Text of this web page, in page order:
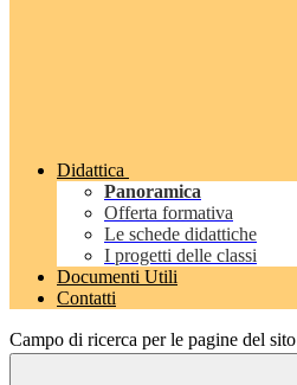
Didattica
Panoramica
Offerta formativa
Le schede didattiche
I progetti delle classi
Documenti Utili
Contatti
Campo di ricerca per le pagine del sito